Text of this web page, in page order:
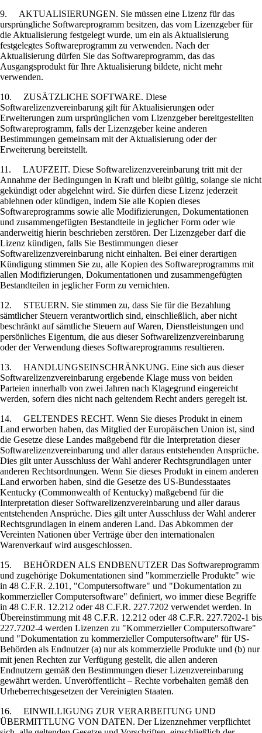
9. AKTUALISIERUNGEN. Sie müssen eine Lizenz für das
ursprüngliche Softwareprogramm besitzen, das vom Lizenzgeber für
die Aktualisierung festgelegt wurde, um ein als Aktualisierung
festgelegtes Softwareprogramm zu verwenden. Nach der
Aktualisierung dürfen Sie das Softwareprogramm, das das
Ausgangsprodukt für Ihre Aktualisierung bildete, nicht mehr
verwenden.
10. ZUSÄTZLICHE SOFTWARE. Diese
Softwarelizenzvereinbarung gilt für Aktualisierungen oder
Erweiterungen zum ursprünglichen vom Lizenzgeber bereitgestellten
Softwareprogramm, falls der Lizenzgeber keine anderen
Bestimmungen gemeinsam mit der Aktualisierung oder der
Erweiterung bereitstellt.
11. LAUFZEIT. Diese Softwarelizenzvereinbarung tritt mit der
Annahme der Bedingungen in Kraft und bleibt gültig, solange sie nicht
gekündigt oder abgelehnt wird. Sie dürfen diese Lizenz jederzeit
ablehnen oder kündigen, indem Sie alle Kopien dieses
Softwareprogramms sowie alle Modifizierungen, Dokumentationen
und zusammengefügten Bestandteile in jeglicher Form oder wie
anderweitig hierin beschrieben zerstören. Der Lizenzgeber darf die
Lizenz kündigen, falls Sie Bestimmungen dieser
Softwarelizenzvereinbarung nicht einhalten. Bei einer derartigen
Kündigung stimmen Sie zu, alle Kopien des Softwareprogramms mit
allen Modifizierungen, Dokumentationen und zusammengefügten
Bestandteilen in jeglicher Form zu vernichten.
12. STEUERN. Sie stimmen zu, dass Sie für die Bezahlung
sämtlicher Steuern verantwortlich sind, einschließlich, aber nicht
beschränkt auf sämtliche Steuern auf Waren, Dienstleistungen und
persönliches Eigentum, die aus dieser Softwarelizenzvereinbarung
oder der Verwendung dieses Softwareprogramms resultieren.
13. HANDLUNGSEINSCHRÄNKUNG. Eine sich aus dieser
Softwarelizenzvereinbarung ergebende Klage muss von beiden
Parteien innerhalb von zwei Jahren nach Klagegrund eingereicht
werden, sofern dies nicht nach geltendem Recht anders geregelt ist.
14. GELTENDES RECHT. Wenn Sie dieses Produkt in einem
Land erworben haben, das Mitglied der Europäischen Union ist, sind
die Gesetze diese Landes maßgebend für die Interpretation dieser
Softwarelizenzvereinbarung und aller daraus entstehenden Ansprüche.
Dies gilt unter Ausschluss der Wahl anderer Rechtsgrundlagen unter
anderen Rechtsordnungen. Wenn Sie dieses Produkt in einem anderen
Land erworben haben, sind die Gesetze des US-Bundesstaates
Kentucky (Commonwealth of Kentucky) maßgebend für die
Interpretation dieser Softwarelizenzvereinbarung und aller daraus
entstehenden Ansprüche. Dies gilt unter Ausschluss der Wahl anderer
Rechtsgrundlagen in einem anderen Land. Das Abkommen der
Vereinten Nationen über Verträge über den internationalen
Warenverkauf wird ausgeschlossen.
15. BEHÖRDEN ALS ENDBENUTZER Das Softwareprogramm
und zugehörige Dokumentationen sind "kommerzielle Produkte" wie
in 48 C.F.R. 2.101, "Computersoftware" und "Dokumentation zu
kommerzieller Computersoftware" definiert, wo immer diese Begriffe
in 48 C.F.R. 12.212 oder 48 C.F.R. 227.7202 verwendet werden. In
Übereinstimmung mit 48 C.F.R. 12.212 oder 48 C.F.R. 227.7202-1 bis
227.7202-4 werden Lizenzen zu "Kommerzieller Computersoftware"
und "Dokumentation zu kommerzieller Computersoftware" für US-
Behörden als Endnutzer (a) nur als kommerzielle Produkte und (b) nur
mit jenen Rechten zur Verfügung gestellt, die allen anderen
Endnutzern gemäß den Bestimmungen dieser Lizenzvereinbarung
gewährt werden. Unveröffentlicht – Rechte vorbehalten gemäß den
Urheberrechtsgesetzen der Vereinigten Staaten.
16. EINWILLIGUNG ZUR VERARBEITUNG UND
ÜBERMITTLUNG VON DATEN. Der Lizenznehmer verpflichtet